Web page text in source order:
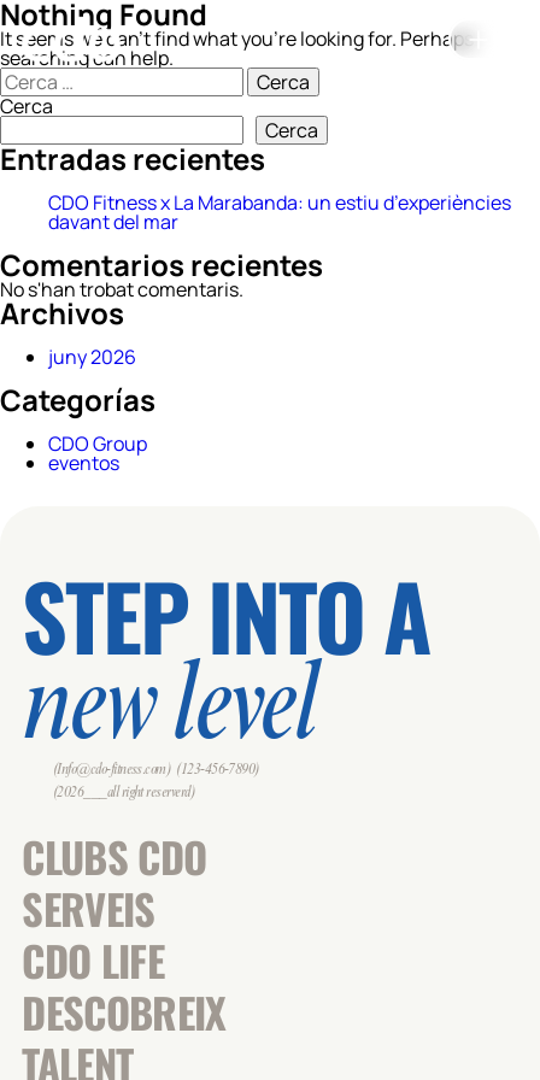
Nothing Found
It seems we can’t find what you’re looking for. Perhaps
searching can help.
Cerca:
Cerca
Cerca
Entradas recientes
CDO Fitness x La Marabanda: un estiu d’experiències
davant del mar
Comentarios recientes
No s'han trobat comentaris.
Archivos
juny 2026
Categorías
CDO Group
eventos
STEP INTO A
new level
(Info@cdo-fitness.com) (123-456-7890)
(2026___all right reserverd)
CLUBS CDO
SERVEIS
CDO LIFE
DESCOBREIX
TALENT